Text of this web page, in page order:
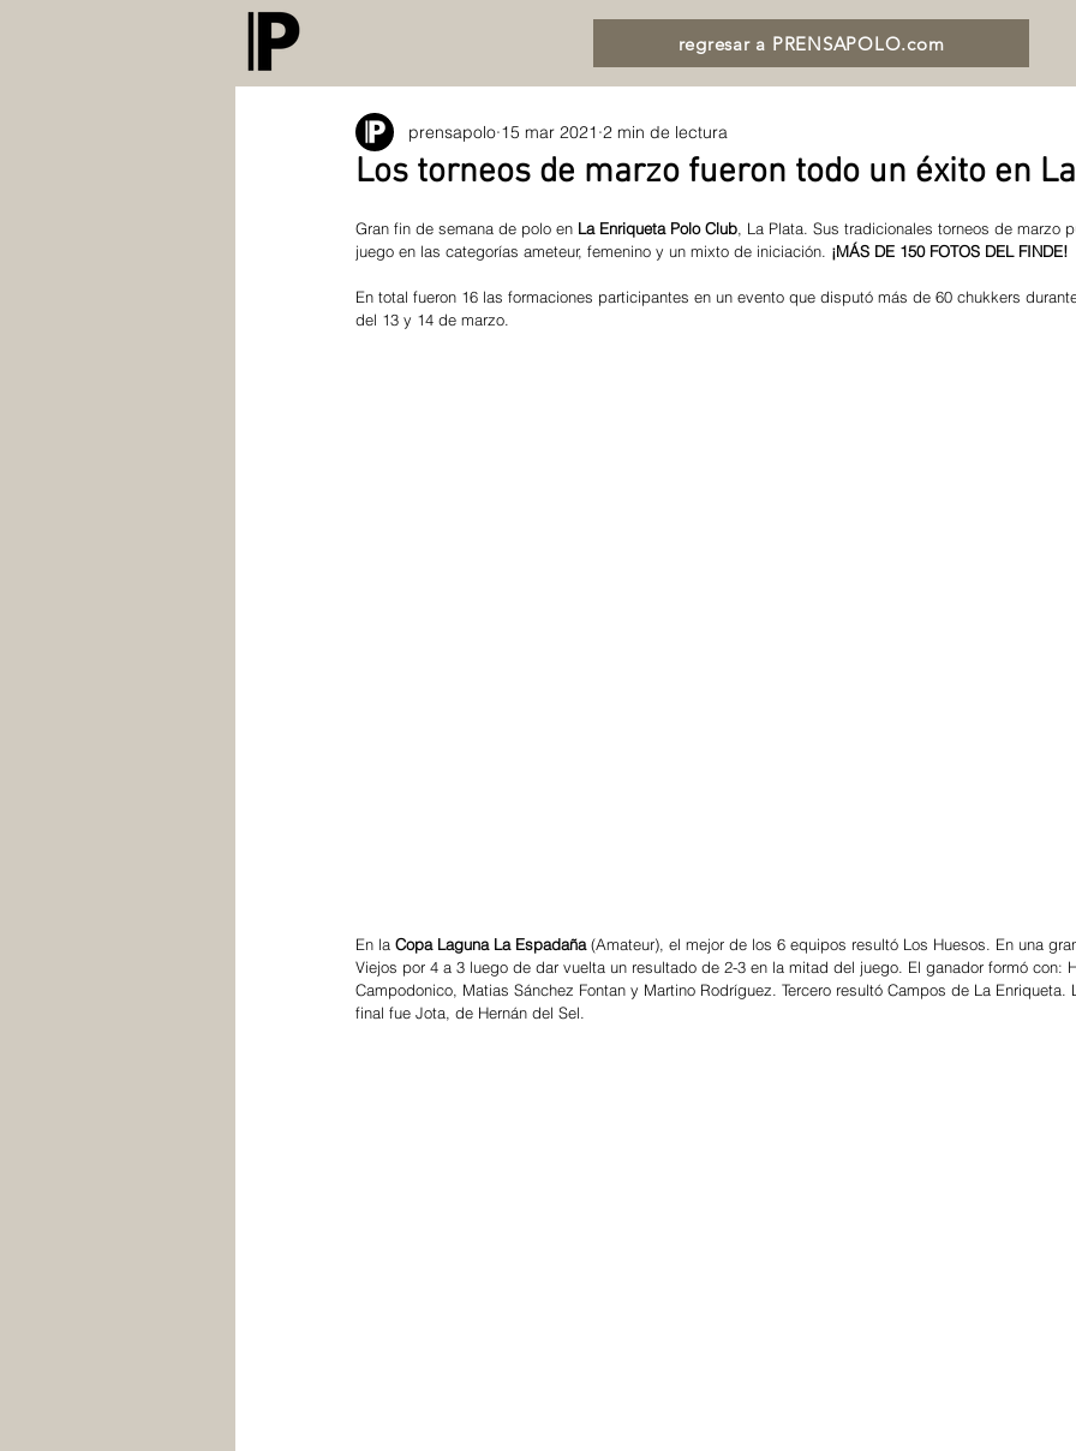
regresar a PRENSAPOLO.com
Los torneos de marzo fueron todo un éxito en
prensapolo 15 mar 2021 2 min de lectura
Gran fin de semana de polo en La Enriqueta Polo Club, La Plata. Sus tradicionales torneos de marzo
juego en las categorías ameteur, femenino y un mixto de iniciación. ¡MÁS DE 150 FOTOS DEL FINDE!
En total fueron 16 las formaciones participantes en un evento que disputó más de 60 chukkers
del 13 y 14 de marzo.
En la Copa Laguna La Espadaña (Amateur), el mejor de los 6 equipos resultó Los Huesos. En una
Viejos por 4 a 3 luego de dar vuelta un resultado de 2-3 en la mitad del juego. El ganador formó con:
Campodonico, Matias Sánchez Fontan y Martino Rodríguez. Tercero resultó Campos de La
final fue Jota, de Hernán del Sel.